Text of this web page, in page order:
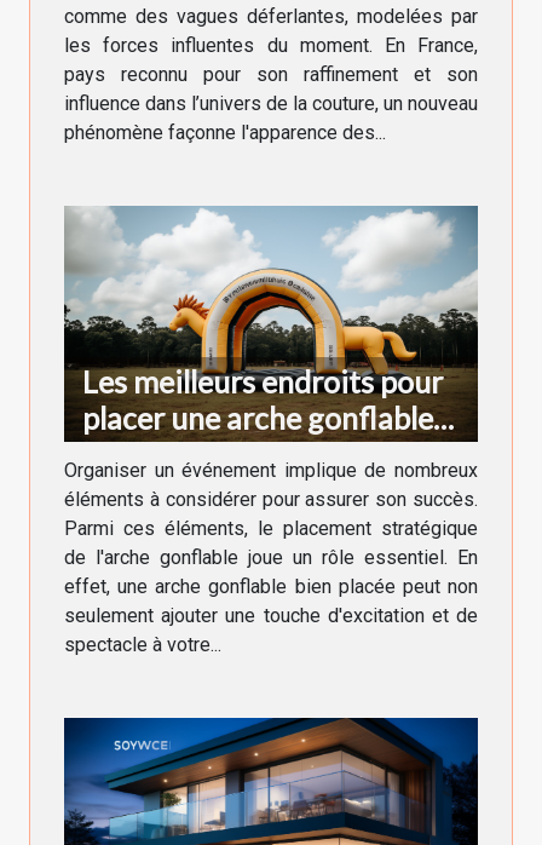
comme des vagues déferlantes, modelées par
les forces influentes du moment. En France,
pays reconnu pour son raffinement et son
influence dans l’univers de la couture, un nouveau
phénomène façonne l'apparence des...
Les meilleurs endroits pour
placer une arche gonflable
lors d'un événement
Organiser un événement implique de nombreux
éléments à considérer pour assurer son succès.
Parmi ces éléments, le placement stratégique
de l'arche gonflable joue un rôle essentiel. En
effet, une arche gonflable bien placée peut non
seulement ajouter une touche d'excitation et de
spectacle à votre...